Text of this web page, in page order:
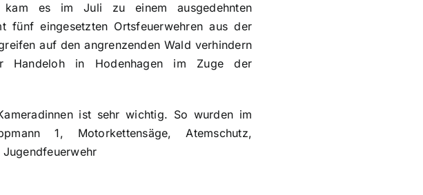
kam es im Juli zu einem ausgedehnten
fünf eingesetzten Ortsfeuerwehren aus der
auf den angrenzenden Wald verhindern
Handeloh in Hodenhagen im Zuge der
ist sehr wichtig. So wurden im
1, Motorkettensäge, Atemschutz,
Jugendfeuerwehr